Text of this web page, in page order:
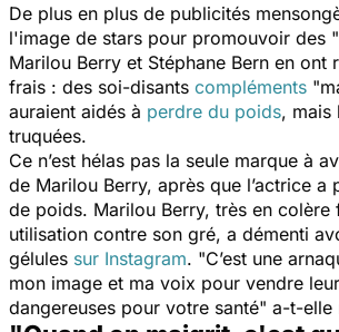
De plus en plus de publicités
l'image de stars pour promouvoir des
Marilou Berry et Stéphane Bern en ont
frais : des soi-disants compléments
auraient aidés à perdre du poids, mais
truquées.
Ce n’est hélas pas la seule marque à
de Marilou Berry, après que l’actrice a
de poids. Marilou Berry, très en colère
utilisation contre son gré, a démenti
gélules sur Instagram. "C’est une
mon image et ma voix pour vendre
dangereuses pour votre santé" a-t-elle